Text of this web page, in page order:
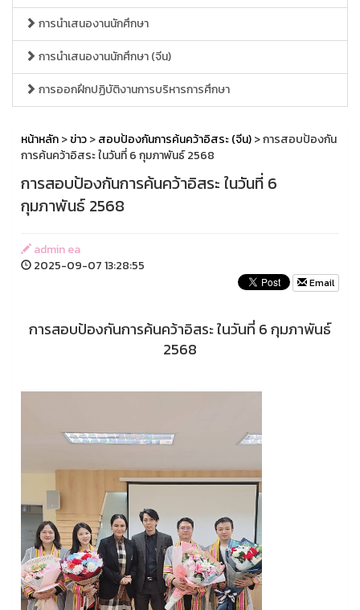
การนำเสนองานนักศึกษา
การนำเสนองานนักศึกษา (จีน)
การออกฝึกปฏิบัติงานการบริหารการศึกษา
หน้าหลัก>ข่าว>สอบป้องกันการค้นคว้าอิสระ (จีน)> การสอบป้องกัน
การค้นคว้าอิสระ ในวันที่ 6 กุมภาพันธ์ 2568
การสอบป้องกันการค้นคว้าอิสระ ในวันที่ 6
กุมภาพันธ์ 2568
admin ea
2025-09-07 13:28:55
Email
การสอบป้องกันการค้นคว้าอิสระ ในวันที่ 6 กุมภาพันธ์
2568